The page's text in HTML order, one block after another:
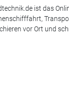
ist das
vor Ort und